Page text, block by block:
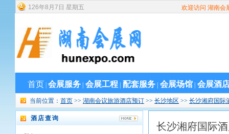
126年8 月 7 日 星期五 欢迎访问 湖南会
首页 会展服务 会展工程 配套服务 会展场馆 会展酒
当前位置： 首页 >> 湖南会议旅游酒店预订 >> 长沙地区 >> 长沙湘府国际
酒店查询
长沙湘府国际